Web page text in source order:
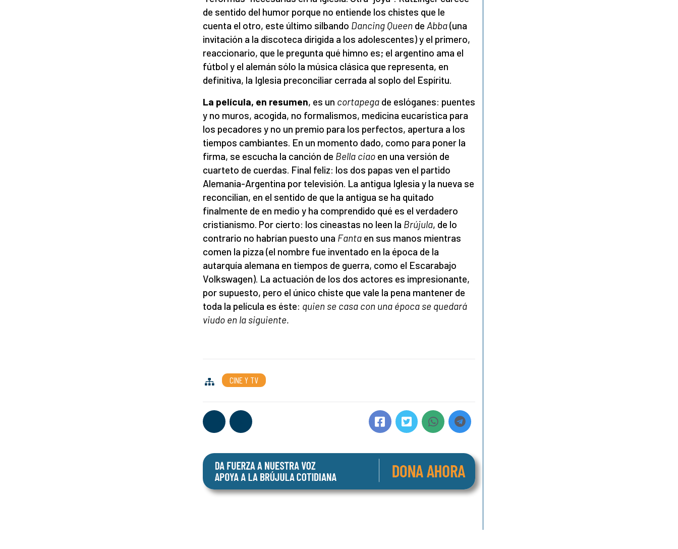
de sentido del humor porque no entiende los chistes que le
cuenta el otro, este último silbando Dancing Queen de Abba(una
invitación a la discoteca dirigida a los adolescentes) y el primero,
reaccionario, que le pregunta qué himno es; el argentino ama el
fútbol y el alemán sólo la música clásica que representa, en
definitiva, la Iglesia preconciliar cerrada al soplo del Espíritu.
La película, en resumen, es un cortapega de eslóganes: puentes
y no muros, acogida, no formalismos, medicina eucarística para
los pecadores y no un premio para los perfectos, apertura a los
tiempos cambiantes. En un momento dado, como para poner la
firma, se escucha la canción de Bella ciao en una versión de
cuarteto de cuerdas. Final feliz: los dos papas ven el partido
Alemania-Argentina por televisión. La antigua Iglesia y la nueva se
reconcilian, en el sentido de que la antigua se ha quitado
finalmente de en medio y ha comprendido qué es el verdadero
cristianismo. Por cierto: los cineastas no leen la Brújula, de lo
contrario no habrían puesto una Fanta en sus manos mientras
comen la pizza (el nombre fue inventado en la época de la
autarquía alemana en tiempos de guerra, como el Escarabajo
Volkswagen). La actuación de los dos actores es impresionante,
por supuesto, pero el único chiste que vale la pena mantener de
toda la película es éste: quien se casa con una época se quedará
viudo en la siguiente.
CINE Y TV